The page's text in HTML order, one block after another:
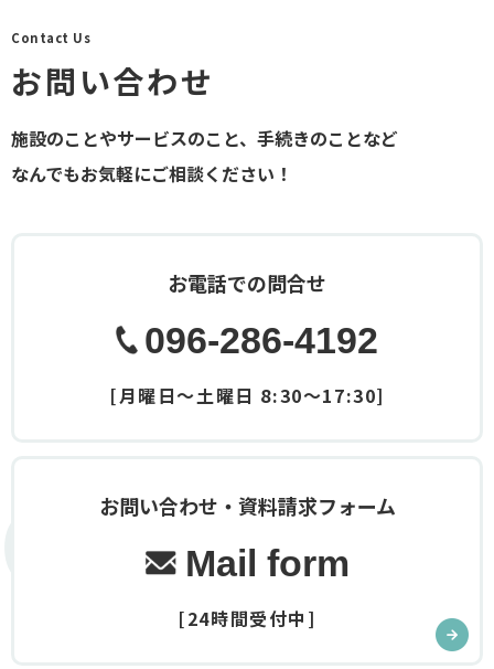
Contact
Contact Us
お問い合わせ
施設のことやサービスのこと、手続きのことなど
なんでもお気軽にご相談ください！
お電話での問合せ
096-286-4192
[月曜日～土曜日 8:30～17:30]
お問い合わせ・資料請求フォーム
Mail form
[24時間受付中]